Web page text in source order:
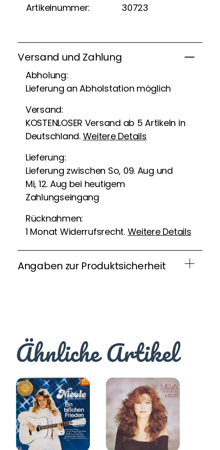
Artikelnummer: 30723
Versand und Zahlung
Abholung:
Lieferung an Abholstation möglich
Versand:
KOSTENLOSER Versand ab 5 Artikeln in
Deutschland. Weitere Details
Lieferung:
Lieferung zwischen So, 09. Aug und
Mi, 12. Aug bei heutigem
Zahlungseingang
Rücknahmen:
1 Monat Widerrufsrecht. Weitere Details
Angaben zur Produktsicherheit
Ähnliche Artikel